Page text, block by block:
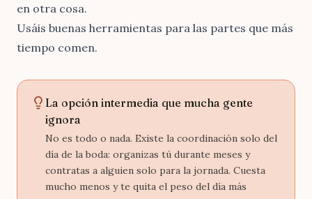
en otra cosa.
Usáis buenas herramientas para las partes que más
tiempo comen.
La opción intermedia que mucha gente
ignora
No es todo o nada. Existe la coordinación solo del
día de la boda: organizas tú durante meses y
contratas a alguien solo para la jornada. Cuesta
mucho menos y te quita el peso del día más